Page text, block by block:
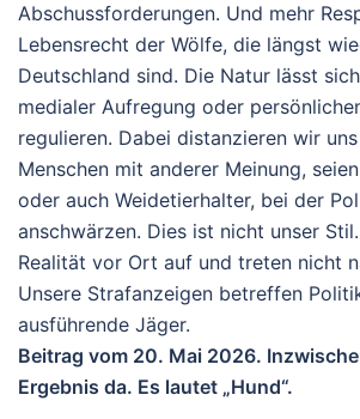
Abschussforderungen. Und mehr
Lebensrecht der Wölfe, die längst
Deutschland sind. Die Natur lässt
medialer Aufregung oder
regulieren. Dabei distanzieren wir
Menschen mit anderer Meinung,
oder auch Weidetierhalter, bei der
anschwärzen. Dies ist nicht unser
Realität vor Ort auf und treten nicht
Unsere Strafanzeigen betreffen
ausführende Jäger.
Beitrag vom 20. Mai 2026.
Ergebnis da. Es lautet „Hund“.